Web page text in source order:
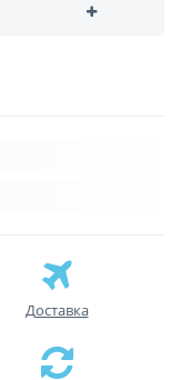
Доставка